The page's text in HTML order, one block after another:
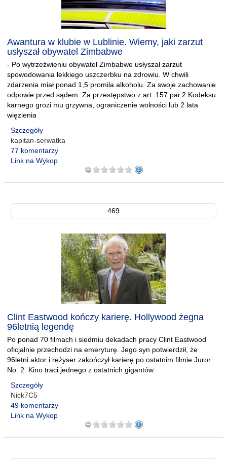
Awantura w klubie w Lublinie. Wiemy, jaki zarzut
usłyszał obywatel Zimbabwe
- Po wytrzeźwieniu obywatel Zimbabwe usłyszał zarzut
spowodowania lekkiego uszczerbku na zdrowiu. W chwili
zdarzenia miał ponad 1,5 promila alkoholu. Za swoje zachowanie
odpowie przed sądem. Za przestępstwo z art. 157 par.2 Kodeksu
karnego grozi mu grzywna, ograniczenie wolności lub 2 lata
więzienia
Szczegóły
kapitan-serwatka
77 komentarzy
Link na Wykop
469
Clint Eastwood kończy karierę. Hollywood żegna
96letnią legendę
Po ponad 70 filmach i siedmiu dekadach pracy Clint Eastwood
oficjalnie przechodzi na emeryturę. Jego syn potwierdził, że
96letni aktor i reżyser zakończył karierę po ostatnim filmie Juror
No. 2. Kino traci jednego z ostatnich gigantów.
Szczegóły
Nick7C5
49 komentarzy
Link na Wykop